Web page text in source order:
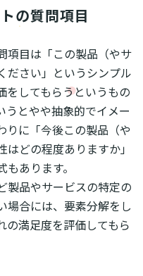
の質問項目
項目は「この製品（やサ
ださい」というシンプル
をしてもらうというもの
うとやや抽象的でイメー
りに「今後この製品（や
どの程度ありますか」
あります。
製品やサービスの特定の
場合には、要素分解をし
の満足度を評価してもら